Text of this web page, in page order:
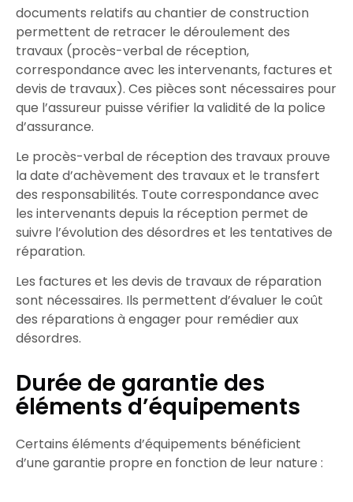
documents relatifs auchantierde construction
permettent de retracer le déroulement des
travaux (procès-verbal de réception,
correspondance avec les intervenants, factures et
devis de travaux). Ces pièces sont nécessaires pour
que l’assureur puisse vérifier lavalidité de la police
d’assurance.
Le procès-verbal de réceptiondes travaux prouve
la date d’achèvement des travaux et le transfert
des responsabilités. Toute correspondance avec
les intervenants depuis la réception permet de
suivre l’évolution des désordres et les tentatives de
réparation.
Les factures et les devis de travaux de réparation
sont nécessaires. Ils permettent d’évaluer le coût
des réparations à engager pour remédier aux
désordres.
Durée de garantie des
éléments d’équipements
Certains éléments d’équipements bénéficient
d’une garantie propre en fonction de leur nature :